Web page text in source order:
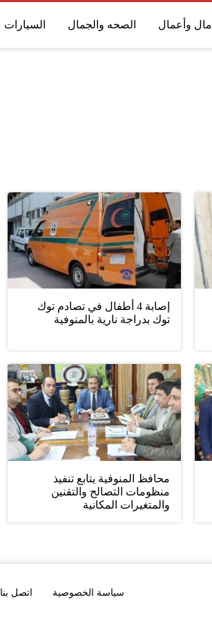
مال وأعمال الصحه والجمال السيارات
إصابة 4 أطفال في تصادم توك
توك بدراجة نارية بالمنوفية
محافظ المنوفية يتابع تنفيذ
منظومات التصالح والتقنين
والمتغيرات المكانية
سياسة الخصوصية اتصل بنا